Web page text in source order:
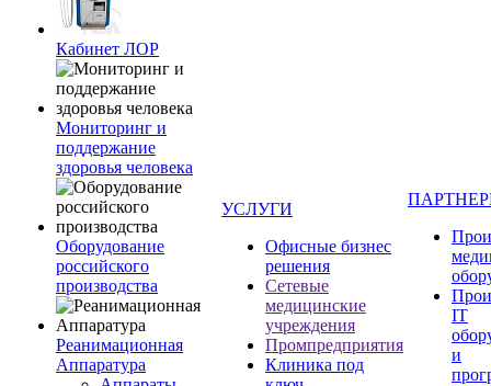
Кабинет ЛОР
Мониторинг и
поддержание
здоровья человека
Оборудование
российского
производства
Реанимационная
Аппаратура
УСЛУГИ
Офисные бизнес
решения
Сетевые
медицинские
учреждения
Промпредприятия
Клиника под
IT
и